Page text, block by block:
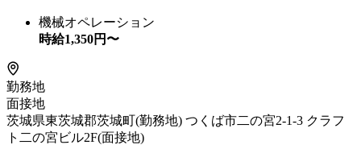
機械オペレーション
時給1,350円〜
勤務地
面接地
茨城県東茨城郡茨城町(勤務地) つくば市二の宮2-1-3 クラフ
ト二の宮ビル2F(面接地)